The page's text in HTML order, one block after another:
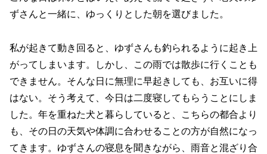
ずさんと一緒に、ゆっくりとした朝を選びました。
私が起きて動き回ると、ゆずさんも釣られるように起き上
がってしまいます。しかし、この雨では散歩に行くことも
できません。そんな日に無理に早起きしても、お互いに得
はない。そう考えて、今日は二度寝してもらうことにしま
した。年を重ねた犬と暮らしていると、こちらの都合より
も、その日の天気や体調に合わせることの方が自然になっ
てきます。ゆずさんの寝息を聞きながら、雨音と混ざり合